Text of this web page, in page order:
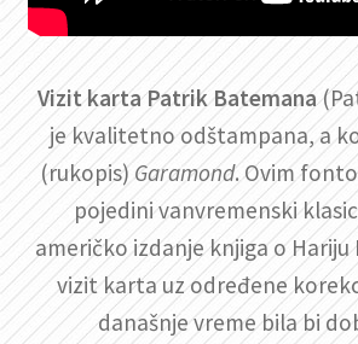
Vizit karta Patrik Batemana
je kvalitetno odštampana, a
(rukopis) Garamond. Ovim
pojedini vanvremenski
američko izdanje knjiga o Hariju
vizit karta uz određene
današnje vreme bila bi